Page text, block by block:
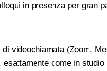
in presenza per gran
videochiamata (Zoom,
esattamente come in studio